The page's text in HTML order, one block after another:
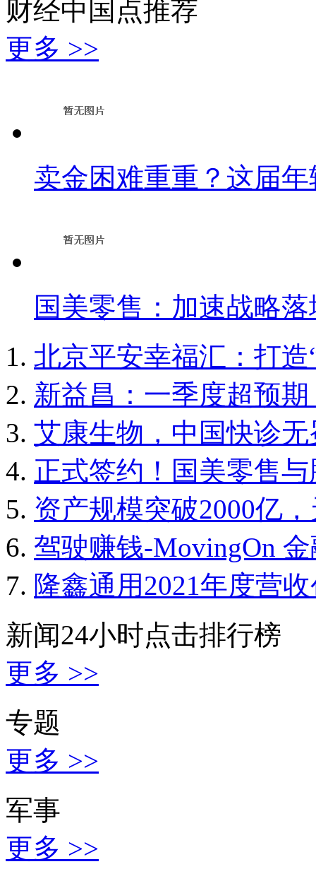
财经中国点推荐
更多 >>
卖金困难重重？这届
国美零售：加速战略
北京平安幸福汇：打
新益昌：一季度超预
艾康生物，中国快诊
正式签约！国美零售
资产规模突破2000亿
驾驶赚钱-MovingOn
隆鑫通用2021年度营
新闻24小时点击排行榜
更多 >>
专题
更多 >>
军事
更多 >>